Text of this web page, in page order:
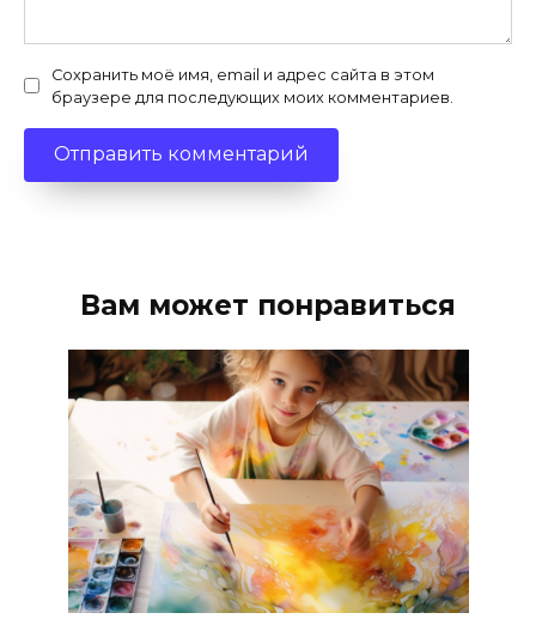
Сохранить моё имя, email и адрес сайта в этом
браузере для последующих моих комментариев.
Вам может понравиться